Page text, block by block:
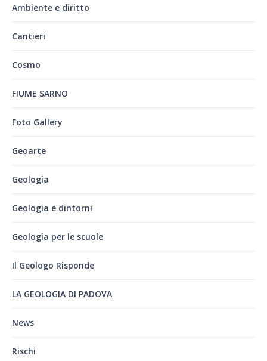
Ambiente e diritto
Cantieri
Cosmo
FIUME SARNO
Foto Gallery
Geoarte
Geologia
Geologia e dintorni
Geologia per le scuole
Il Geologo Risponde
LA GEOLOGIA DI PADOVA
News
Rischi